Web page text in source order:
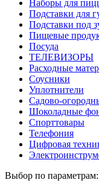
Наборы для
Подставки для
Подставки под
Пищевые
Посуда
ТЕЛЕВИЗОРЫ
Расходные
Соусники
Уплотнители
Садово-
Шоколадные
Спорттовары
Телефония
Цифровая
Выбор по параметрам: